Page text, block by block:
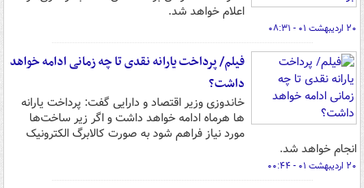
اعلام خواهد شد.
۲۰ اردیبهشت ۰۱ - ۰۸:۳۱
فیلم/ پرداخت یارانه نقدی تا چه زمانی ادامه خواهد
داشت؟
خاندوزی وزیر اقتصاد و دارایی گفت: پرداخت یارانه
ها هرماه ادامه خواهد داشت و اگر زیر ساخت‌ها
مورد نیاز فراهم شود به صورت کالابرگ الکترونیک
انجام خواهد شد.
۲۰ اردیبهشت ۰۱ - ۰۰:۴۴